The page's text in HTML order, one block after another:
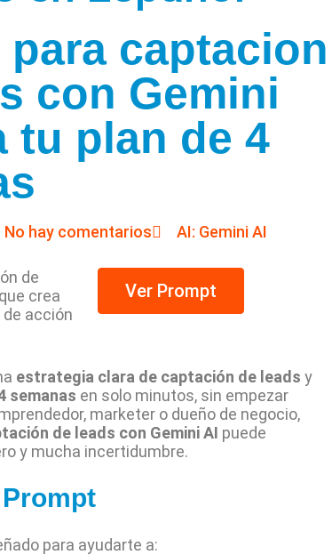
para captacion
con Gemini
tu plan de 4
No hay comentarios AI: Gemini AI
de
crea
acción
Ver Prompt
estrategia clara de captación de leads y
semanas en solo minutos, sin empezar
marketer o dueño de negocio,
de leads con Gemini AI puede
y mucha incertidumbre.
para ayudarte a: